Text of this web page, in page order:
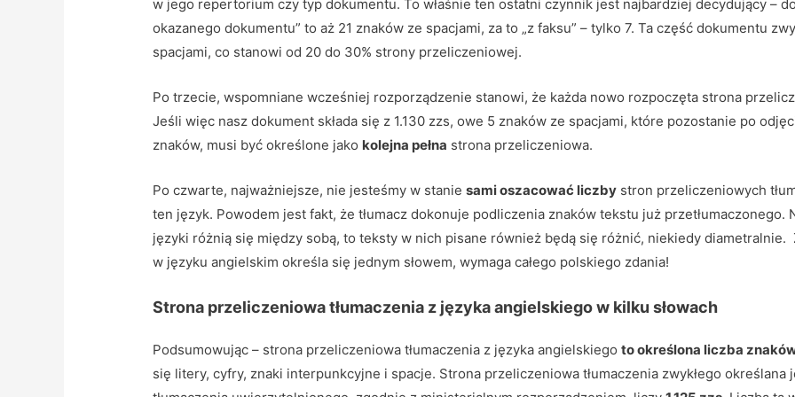
w jego repertorium czy typ dokumentu. To właśnie ten ostatni czynnik jest najbardziej decydujący –
okazanego dokumentu” to aż 21 znaków ze spacjami, za to „z faksu” – tylko 7. Ta część dokumentu
spacjami, co stanowi od 20 do 30% strony przeliczeniowej.
Po trzecie, wspomniane wcześniej rozporządzenie stanowi, że każda nowo rozpoczęta strona
Jeśli więc nasz dokument składa się z 1.130 zzs, owe 5 znaków ze spacjami, które pozostanie po
znaków, musi być określone jako kolejna pełna strona przeliczeniowa.
Po czwarte, najważniejsze, nie jesteśmy w staniesami oszacować liczby stron przeliczeniowych
ten język. Powodem jest fakt, że tłumacz dokonuje podliczenia znaków tekstu już
języki różnią się między sobą, to teksty w nich pisane również będą się różnić, niekiedy
w języku angielskim określa się jednym słowem, wymaga całego polskiego zdania!
Strona przeliczeniowa tłumaczenia z języka angielskiego w kilku słowach
Podsumowując – strona przeliczeniowa tłumaczenia z języka angielskiegoto określona liczba
się litery, cyfry, znaki interpunkcyjne i spacje. Strona przeliczeniowa tłumaczenia zwykłego określana